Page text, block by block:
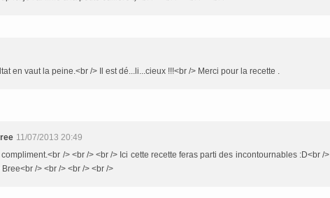
en vaut la peine.<br /> Il est dé...li...cieux !!!<br /> Merci pour la recette .
11/07/2013 20:49
/> <br /> <br /> Ici cette recette feras parti des incontournables :D<br />
/> <br /> <br /> <br />